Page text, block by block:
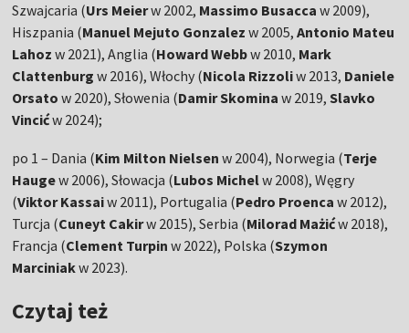
Szwajcaria (Urs Meierw 2002, Massimo Busacca w 2009),
Hiszpania (Manuel Mejuto Gonzalez w 2005,Antonio Mateu
Lahoz w 2021), Anglia (Howard Webbw 2010, Mark
Clattenburg w 2016), Włochy (Nicola Rizzoliw 2013, Daniele
Orsato w 2020), Słowenia (Damir Skomina w 2019,Slavko
Vincićw 2024);
po 1 – Dania (Kim Milton Nielsen w 2004), Norwegia (Terje
Haugew 2006), Słowacja (Lubos Michelw 2008), Węgry
(Viktor Kassaiw 2011), Portugalia (Pedro Proencaw 2012),
Turcja (Cuneyt Cakirw 2015), Serbia (Milorad Mażićw 2018),
Francja (Clement Turpinw 2022), Polska (Szymon
Marciniakw 2023).
Czytaj też